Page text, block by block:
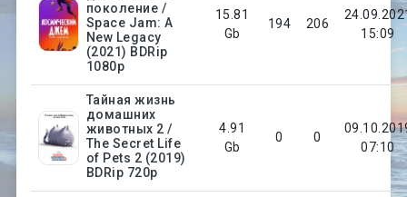
поколение /
Space Jam: A
New Legacy
(2021) BDRip
1080p
15.81
Gb
194 206
15:09
Тайная жизнь
домашних
животных 2 /
The Secret Life
of Pets 2 (2019)
BDRip 720p
4.91
Gb
0 0
07:10